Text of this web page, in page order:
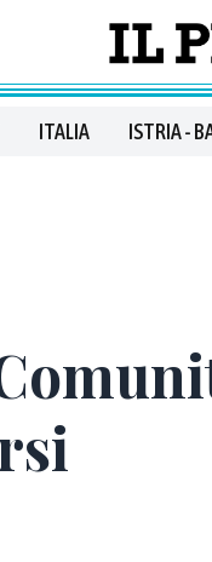
ITALIA ISTRIA -